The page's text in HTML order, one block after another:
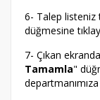
6- Talep listeniz
düğmesine
7- Çıkan
Tamamla"